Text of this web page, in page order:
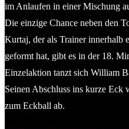
im Anlaufen in einer Mischung
Die einzige Chance neben den
Kurtaj, der als Trainer innerhalb
geformt hat, gibt es in der 18.
Einzelaktion tanzt sich William
Seinen Abschluss ins kurze
zum Eckball ab.